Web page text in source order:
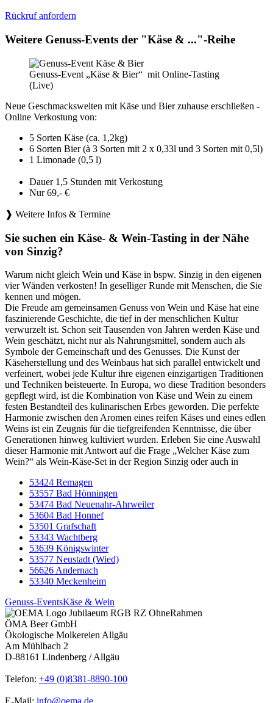
Rückruf anfordern
Weitere Genuss-Events der "Käse & ..."-Reihe
Genuss-Event „Käse & Bier“ mit Online-Tasting
(Live)
Neue Geschmackswelten mit Käse und Bier zuhause erschließen -
Online Verkostung von:
5 Sorten Käse (ca. 1,2kg)
6 Sorten Bier (à 3 Sorten mit 2 x 0,33l und 3 Sorten mit 0,5l)
1 Limonade (0,5 l)
Dauer 1,5 Stunden mit Verkostung
Nur 69,- €
❱ Weitere Infos & Termine
Sie suchen ein Käse- & Wein-Tasting in der Nähe
von Sinzig?
Warum nicht gleich Wein und Käse in bspw. Sinzig in den eigenen
vier Wänden verkosten! In geselliger Runde mit Menschen, die Sie
kennen und mögen.
Die Freude am gemeinsamen Genuss von Wein und Käse hat eine
faszinierende Geschichte, die tief in der menschlichen Kultur
verwurzelt ist. Schon seit Tausenden von Jahren werden Käse und
Wein geschätzt, nicht nur als Nahrungsmittel, sondern auch als
Symbole der Gemeinschaft und des Genusses. Die Kunst der
Käseherstellung und des Weinbaus hat sich parallel entwickelt und
verfeinert, wobei jede Kultur ihre eigenen einzigartigen Traditionen
und Techniken beisteuerte. In Europa, wo diese Tradition besonders
gepflegt wird, ist die Kombination von Käse und Wein zu einem
festen Bestandteil des kulinarischen Erbes geworden. Die perfekte
Harmonie zwischen den Aromen eines reifen Käses und eines edlen
Weins ist ein Zeugnis für die tiefgreifenden Kenntnisse, die über
Generationen hinweg kultiviert wurden. Erleben Sie eine Auswahl
dieser Harmonie mit Antwort auf die Frage „Welcher Käse zum
Wein?“ als Wein-Käse-Set in der Region Sinzig oder auch in
53424 Remagen
53557 Bad Hönningen
53474 Bad Neuenahr-Ahrweiler
53604 Bad Honnef
53501 Grafschaft
53343 Wachtberg
53639 Königswinter
53577 Neustadt (Wied)
56626 Andernach
53340 Meckenheim
Genuss-EventsKäse & Wein
ÖMA Beer GmbH
Ökologische Molkereien Allgäu
Am Mühlbach 2
D-88161 Lindenberg / Allgäu
Telefon: +49 (0)8381-8890-100